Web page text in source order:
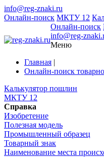
info@reg-znaki.ru
Онлайн-поиск МКТУ 12
Онлайн-поиск
info@reg-
Меню
Главная |
Онлайн-поиск
Калькулятор пошлин
МКТУ 12
Справка
Изобретение
Полезная модель
Промышленный образец
Товарный знак
Наименование места